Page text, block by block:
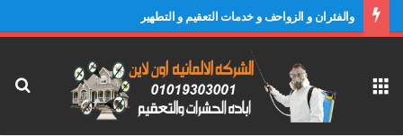
والفئران و الزواحف و خدمات التعقيم و التطهير
القائمة